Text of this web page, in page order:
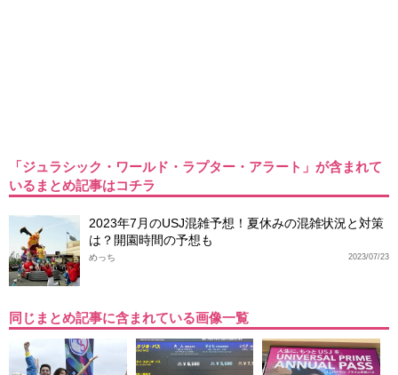
「ジュラシック・ワールド・ラプター・アラート」が含まれて
いるまとめ記事はコチラ
2023年7月のUSJ混雑予想！夏休みの混雑状況と対策
は？開園時間の予想も
2023/07/23
めっち
同じまとめ記事に含まれている画像一覧